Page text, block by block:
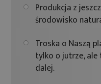
Produkcja z
środowisko
Troska o Naszą
tylko o jutrze,
dalej.